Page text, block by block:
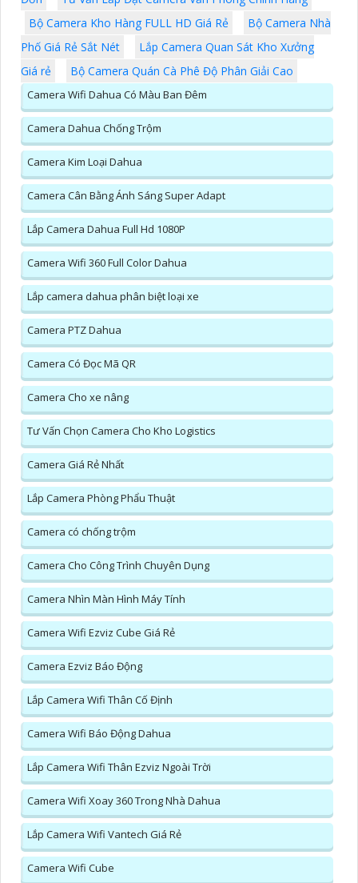
Bộ Camera Kho Hàng FULL HD Giá Rẻ
Bộ Camera Nhà
Phố Giá Rẻ Sắt Nét
Lắp Camera Quan Sát Kho Xưởng
Giá rẻ
Bộ Camera Quán Cà Phê Độ Phân Giải Cao
Camera Wifi Dahua Có Màu Ban Đêm
Camera Dahua Chống Trộm
Camera Kim Loại Dahua
Camera Cân Bằng Ánh Sáng Super Adapt
Lắp Camera Dahua Full Hd 1080P
Camera Wifi 360 Full Color Dahua
Lắp camera dahua phân biệt loại xe
Camera PTZ Dahua
Camera Có Đọc Mã QR
Camera Cho xe nâng
Tư Vấn Chọn Camera Cho Kho Logistics
Camera Giá Rẻ Nhất
Lắp Camera Phòng Phẩu Thuật
Camera có chống trộm
Camera Cho Công Trình Chuyên Dụng
Camera Nhìn Màn Hình Máy Tính
Camera Wifi Ezviz Cube Giá Rẻ
Camera Ezviz Báo Động
Lắp Camera Wifi Thân Cố Định
Camera Wifi Báo Động Dahua
Lắp Camera Wifi Thân Ezviz Ngoài Trời
Camera Wifi Xoay 360 Trong Nhà Dahua
Lắp Camera Wifi Vantech Giá Rẻ
Camera Wifi Cube